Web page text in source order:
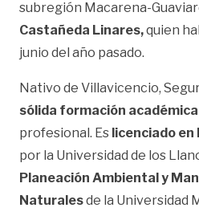
subregión Macarena-
Castañeda Linares,quien
junio del año pasado.
Nativo de Villavicencio,
sólida formación académica
profesional. Es licenciado
por la Universidad de los
Planeación Ambiental y
Naturalesde la Universidad